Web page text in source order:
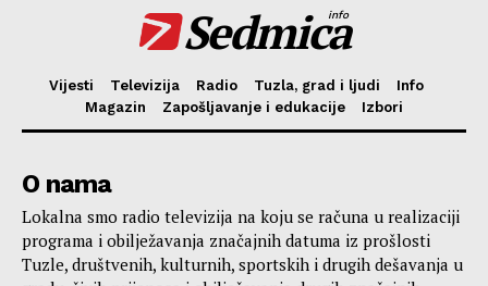
Sedmica
info
Vijesti Televizija Radio Tuzla, grad i ljudi
Info
Magazin
Zapošljavanje i edukacije Izbori
O nama
Lokalna smo radio televizija na koju se računa u realizaciji
programa i obilježavanja značajnih datuma iz prošlosti
Tuzle, društvenih, kulturnih, sportskih i drugih dešavanja u